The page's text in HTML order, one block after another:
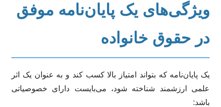
ویژگی‌های یک پایان‌نامه موفق
در حقوق خانواده
یک پایان‌نامه که بتواند امتیاز بالا کسب کند و به عنوان یک اثر
علمی ارزشمند شناخته شود، می‌بایست دارای خصوصیاتی
باشد: